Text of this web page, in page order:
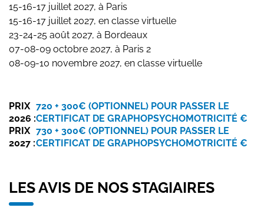
15-16-17 juillet 2027, à Paris
15-16-17 juillet 2027, en classe virtuelle
23-24-25 août 2027, à Bordeaux
07-08-09 octobre 2027, à Paris 2
08-09-10 novembre 2027, en classe virtuelle
PRIX
2026 :
720 + 300€ (OPTIONNEL) POUR PASSER LE
CERTIFICAT DE GRAPHOPSYCHOMOTRICITÉ €
PRIX
2027 :
730 + 300€ (OPTIONNEL) POUR PASSER LE
CERTIFICAT DE GRAPHOPSYCHOMOTRICITÉ €
LES AVIS DE NOS STAGIAIRES